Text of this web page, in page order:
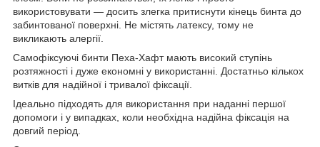
використовувати — досить злегка притиснути кінець бинта до
забинтованої поверхні. Не містять латексу, тому не
викликають алергії.
Самофіксуючі бинти Пеха-Хафт мають високий ступінь
розтяжності і дуже економні у використанні. Достатньо кількох
витків для надійної і тривалої фіксації.
Ідеально підходять для використання при наданні першої
допомоги і у випадках, коли необхідна надійна фіксація на
довгий період.